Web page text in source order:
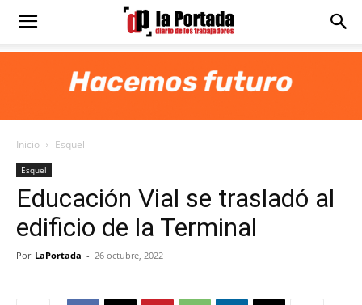
Diario
Portada
Inicio Esquel
Esquel
Educación Vial se trasladó al
edificio de la Terminal
Por LaPortada - 26 octubre, 2022